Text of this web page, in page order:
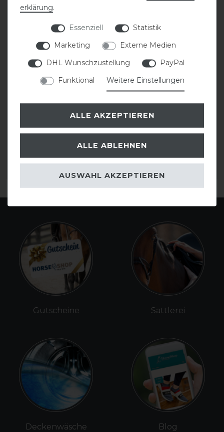
Gutscheine
Deckenwäsche
Sattlerei
Blog
erklärung.
Essenziell
Statistik
Marketing
Externe Medien
DHL Wunschzustellung
PayPal
Funktional
Weitere Einstellungen
ALLE AKZEPTIEREN
ALLE ABLEHNEN
AUSWAHL AKZEPTIEREN